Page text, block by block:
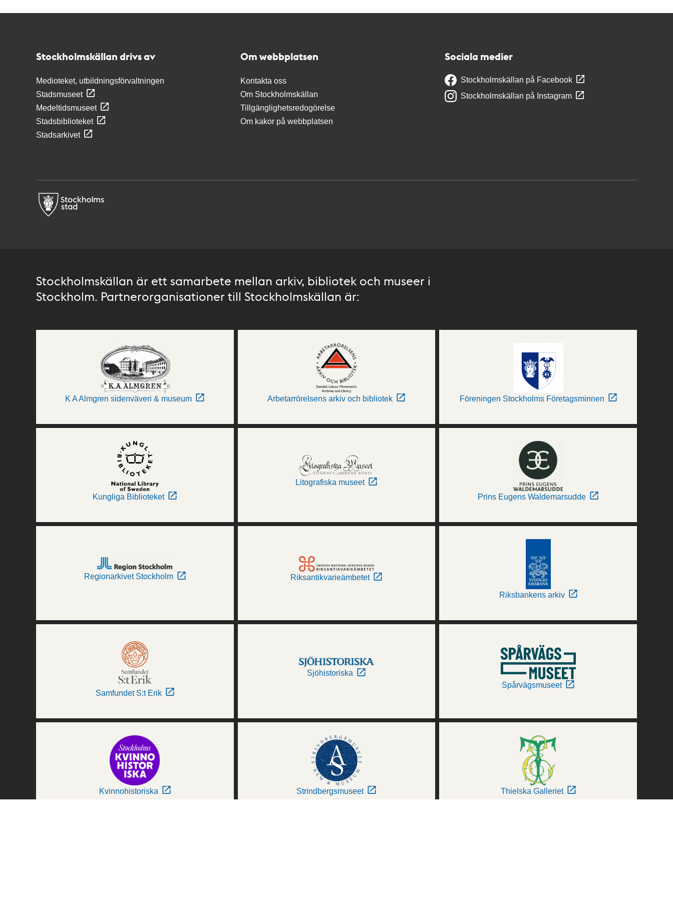
Stockholmskällan drivs av
Medioteket, utbildningsförvaltningen
Stadsmuseet
Medeltidsmuseet
Stadsbiblioteket
Stadsarkivet
Om webbplatsen
Kontakta oss
Om Stockholmskällan
Tillgänglighetsredogörelse
Om kakor på webbplatsen
Sociala medier
Stockholmskällan på Facebook
Stockholmskällan på Instagram
Stockholmskällan är ett samarbete mellan arkiv, bibliotek och museer i
Stockholm. Partnerorganisationer till Stockholmskällan är:
K A Almgren sidenväveri & museum Arbetarrörelsens arkiv och bibliotek Föreningen Stockholms Företagsminnen
Kungliga Biblioteket
Litografiska museet
Prins Eugens Waldemarsudde
Regionarkivet Stockholm Riksantikvarieämbetet
Riksbankens arkiv
Samfundet S:t Erik
Sjöhistoriska
Spårvägsmuseet
Kvinnohistoriska Strindbergsmuseet Thielska Galleriet